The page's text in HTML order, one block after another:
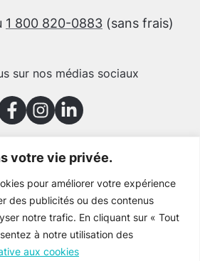
votre vie privée.
pour améliorer votre expérience
des publicités ou des contenus
notre trafic. En cliquant sur « Tout
à notre utilisation des
aux cookies
1 800 820-0883 (sans frais)
sur nos médias sociaux
à nos partenaires